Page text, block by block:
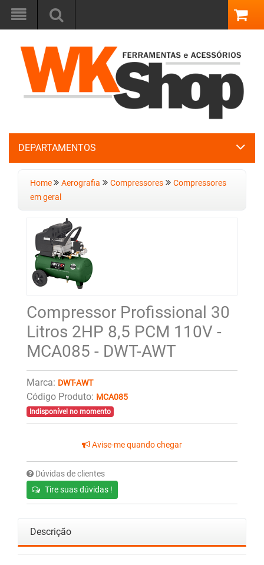
DEPARTAMENTOS
Home Aerografia Compressores
Compressores
em geral
Compressor Profissional 30
Litros 2HP 8,5 PCM 110V -
MCA085 - DWT-AWT
Marca: DWT-AWT
Código Produto: MCA085
Indisponível no momento
Avise-me quando chegar
Dúvidas de clientes
Tire suas dúvidas !
Descrição